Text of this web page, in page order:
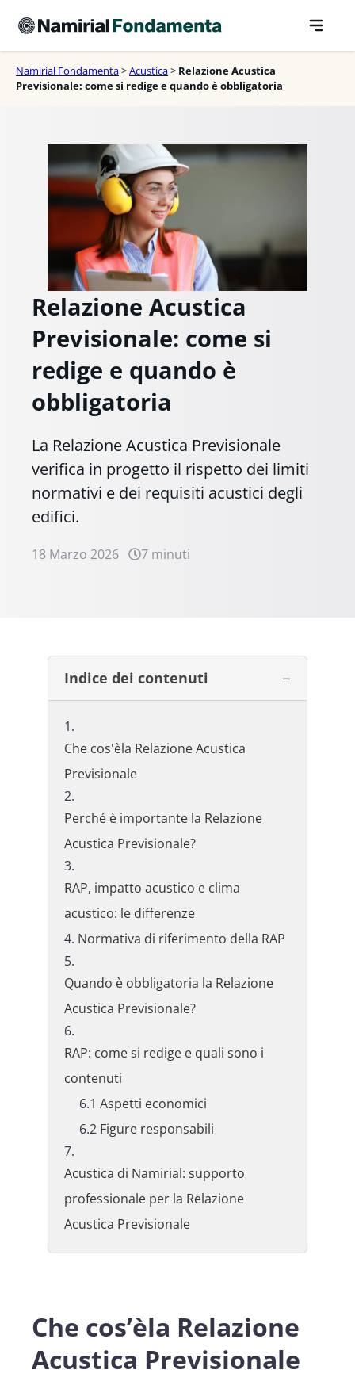
contenuto
Namirial Fondamenta>Acustica> Relazione Acustica
Previsionale: come si redige e quando è obbligatoria
Relazione Acustica
Previsionale: come si
redige e quando è
obbligatoria
La Relazione Acustica Previsionale
verifica in progetto il rispetto dei limiti
normativi e dei requisiti acustici degli
edifici.
18 Marzo 2026 7 minuti
Indice dei contenuti
Che cos'èla Relazione Acustica
Previsionale
Perché è importante la Relazione
Acustica Previsionale?
RAP, impatto acustico e clima
acustico: le differenze
Normativa di riferimento della RAP
Quando è obbligatoria la Relazione
Acustica Previsionale?
RAP: come si redige e quali sono i
contenuti
Aspetti economici
Figure responsabili
Acustica di Namirial: supporto
professionale per la Relazione
Acustica Previsionale
Che cos’èla Relazione
Acustica Previsionale